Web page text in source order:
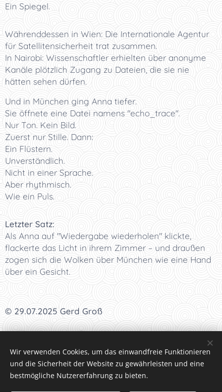
Ein Spiegel.
Währenddessen in Wien: Die Internationale Agentur
für Satellitensicherheit trat zusammen.
In Nairobi: Wissenschaftler erhielten über anonyme
Kanäle plötzlich Zugang zu Dateien, die sie nie
hätten sehen dürfen.
Und in München ging Anna tiefer.
Sie öffnete eine Datei namens "echo_trace".
Nur Ton. Kein Bild.
Zuerst nur Stille. Dann:
Ein Flüstern.
Unverständlich.
Nicht in einer Sprache.
Aber rhythmisch.
Wie ein Puls.
Letzter Satz:
Als Anna auf "Wiedergabe wiederholen" klickte,
flackerte das Licht in ihrem Zimmer – und draußen
zogen sich die Wolken über München wie eine Hand
über ein Gesicht.
© 29.07.2025 Gerd Groß
Wir verwenden Cookies, um das einwandfreie Funktionieren
und die Sicherheit der Website zu gewährleisten und eine
bestmögliche Nutzererfahrung zu bieten.